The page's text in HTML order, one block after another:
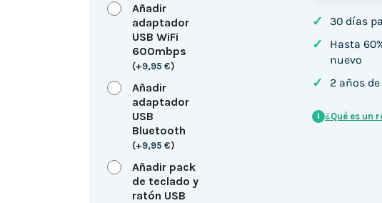
Añadir
adaptador
USB WiFi
600mbps
(+9,95 €)
Añadir
adaptador
USB
Bluetooth
(+9,95 €)
Añadir pack
de teclado y
ratón USB
✓ 30 días
✓
Hasta
nuevo
✓ 2 años
i ¿Qué es un